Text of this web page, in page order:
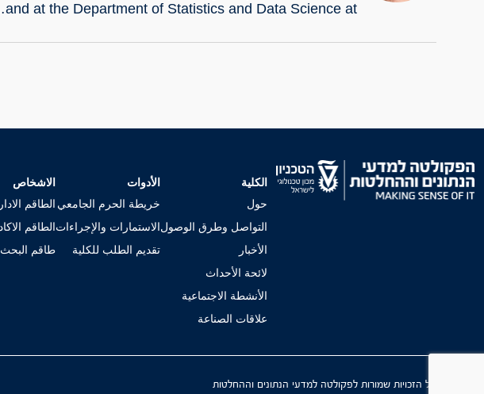
and at the Department of Statistics and Data Science at…
الكلية
حول
التواصل وطرق الوصول
الأخبار
لائحة الأحداث
الأنشطة الاجتماعية
علاقات الصناعة
الأدوات
خريطة الحرم الجامعي
الاستمارات والإجراءات
تقديم الطلب للكلية
الاشخاص
الطاقم
الطاقم
طاقم البحث